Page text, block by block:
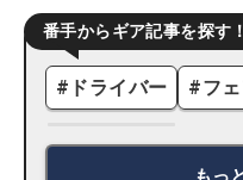
番手からギア記事を探す！
# ドライバー #フ
もっ